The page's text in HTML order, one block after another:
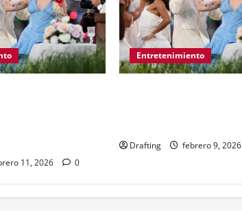
11, 2026 0
Entretenimiento
Drafting febrero 9, 2026